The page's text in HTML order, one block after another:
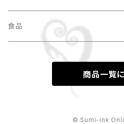
ハンドタオル
SNSやブログで使えるチビキャラアバタ
スマホ壁紙
ハガキサイズ
食品
商品一覧
© Sumi-ink